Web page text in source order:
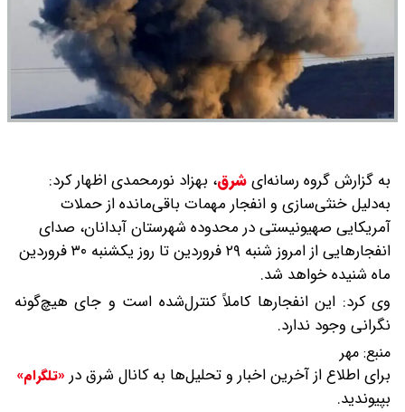
به گزارش گروه رسانه‌ایشرق، بهزاد نورمحمدی اظهار کرد:
به‌دلیل خنثی‌سازی و انفجار مهمات باقی‌مانده از حملات
آمریکایی صهیونیستی در محدوده شهرستان آبدانان، صدای
انفجارهایی از امروز شنبه ۲۹ فروردین تا روز یکشنبه ۳۰ فروردین
ماه شنیده خواهد شد.
وی کرد: این انفجارها کاملاً کنترل‌شده است و جای هیچ‌گونه
نگرانی وجود ندارد.
منبع: مهر
برای اطلاع از آخرین اخبار و تحلیل‌ها به کانال شرق در «تلگرام»
بپیوندید.